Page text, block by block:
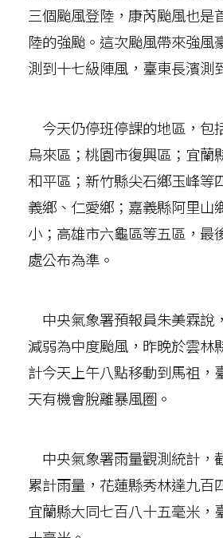
三個颱風登陸，康芮颱風也是
陸的強颱。這次颱風帶來強風
測到十七級陣風，臺東長濱測
今天仍停班停課的地區，包
烏來區；桃園市復興區；宜蘭
和平區；新竹縣尖石鄉玉峰等
義鄉、仁愛鄉；嘉義縣阿里山
小；高雄市六龜區等五區，最
處公布為準。
中央氣象署預報員朱美霖說
減弱為中度颱風，昨晚於雲林
計今天上午八點移動到馬祖，
天有機會脫離暴風圈。
中央氣象署雨量觀測統計，
累計雨量，花蓮縣秀林達九百
宜蘭縣大同七百八十五毫米，